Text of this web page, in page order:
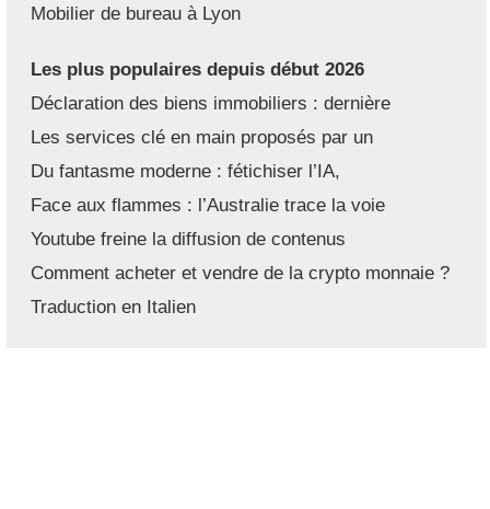
Mobilier de bureau à Lyon
Les plus populaires depuis début 2026
Déclaration des biens immobiliers : dernière
Les services clé en main proposés par un
Du fantasme moderne : fétichiser l’IA,
Face aux flammes : l’Australie trace la voie
Youtube freine la diffusion de contenus
Comment acheter et vendre de la crypto monnaie ?
Traduction en Italien